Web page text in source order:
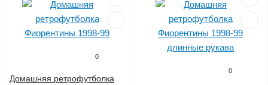
0
Домашняя ретрофутболка
0